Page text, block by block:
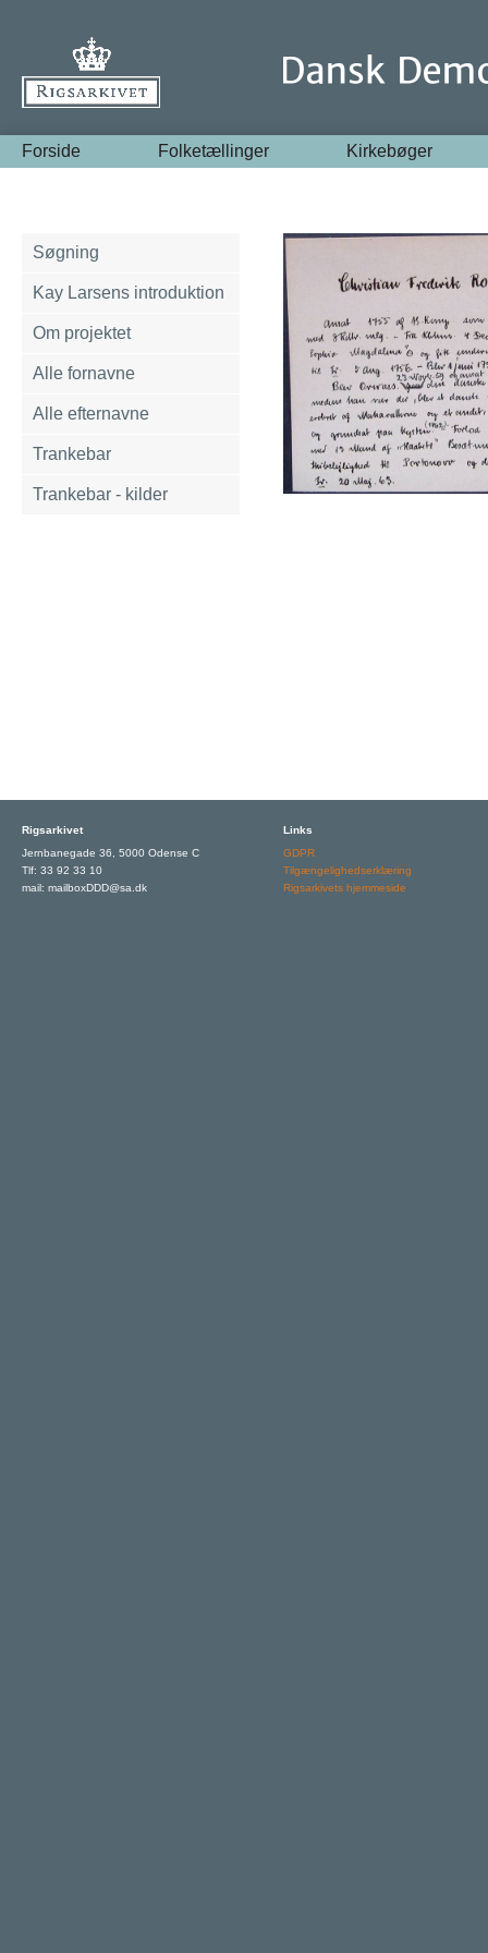
Forside Folketællinger Kirkebøger
Søgning
Kay Larsens introduktion
Om projektet
Alle fornavne
Alle efternavne
Trankebar
Trankebar - kilder
Rigsarkivet
Jernbanegade 36, 5000 Odense C
Tlf: 33 92 33 10
mail: mailboxDDD@sa.dk
Links
GDPR
Tilgængelighedserklæring
Rigsarkivets hjemmeside